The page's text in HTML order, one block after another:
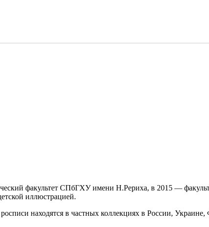
факультет СПбГХУ имени Н.Рериха, в 2015 —
иллюстрацией.
находятся в частных коллекциях в России,